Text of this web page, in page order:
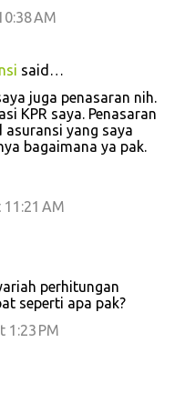
AM
said…
juga penasaran nih.
KPR saya. Penasaran
yang saya
bagaimana ya pak.
AM
perhitungan
seperti apa pak?
1:23 PM